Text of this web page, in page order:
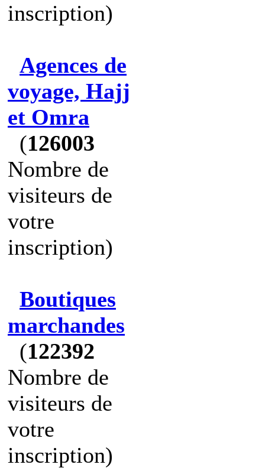
inscription)
Agences de
voyage, Hajj
et Omra
(126003
Nombre de
visiteurs de
votre
inscription)
Boutiques
marchandes
(122392
Nombre de
visiteurs de
votre
inscription)